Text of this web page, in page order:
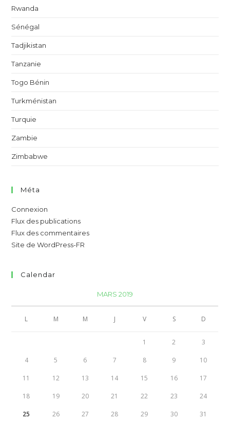
Rwanda
Sénégal
Tadjikistan
Tanzanie
Togo Bénin
Turkménistan
Turquie
Zambie
Zimbabwe
Méta
Connexion
Flux des publications
Flux des commentaires
Site de WordPress-FR
Calendar
MARS 2019
L M M J V S D
1 2 3
4 5 6 7 8 9 10
11 12 13 14 15 16 17
18 19 20 21 22 23 24
25 26 27 28 29 30 31